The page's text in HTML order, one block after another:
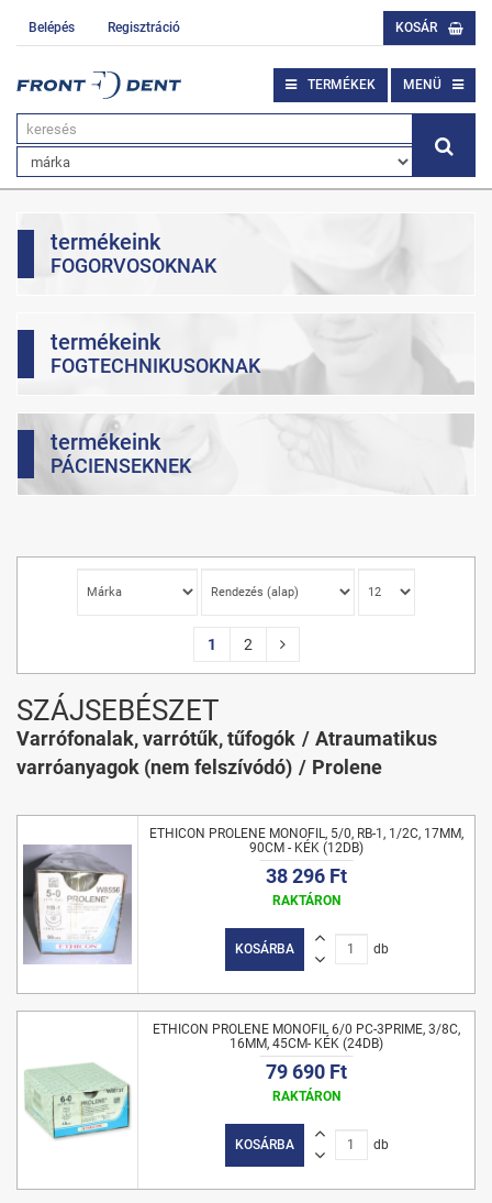
Belépés Regisztráció KOSÁR
TERMÉKEK MENÜ
termékeink
FOGORVOSOKNAK
termékeink
FOGTECHNIKUSOKNAK
termékeink
PÁCIENSEKNEK
1 2
SZÁJSEBÉSZET
Varrófonalak, varrótűk, tűfogók
Atraumatikus
varróanyagok (nem felszívódó)
Prolene
ETHICON PROLENE MONOFIL, 5/0, RB-1, 1/2C, 17MM,
90CM - KÉK (12DB)
38 296 Ft
RAKTÁRON
KOSÁRBA db
ETHICON PROLENE MONOFIL 6/0 PC-3PRIME, 3/8C,
16MM, 45CM- KÉK (24DB)
79 690 Ft
RAKTÁRON
KOSÁRBA db